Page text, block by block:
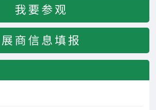
我要参观
展商信息填报